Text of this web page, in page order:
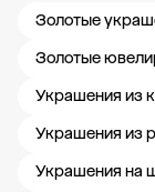
Золотые
Золотые
Украшения из
Украшения из
Украшения на